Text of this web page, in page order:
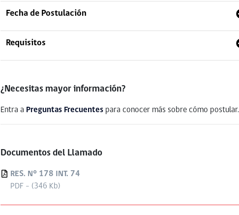
Fecha de Postulación
Requisitos
¿Necesitas mayor información?
Entra a Preguntas Frecuentes para conocer más sobre cómo postular.
Documentos del Llamado
RES. N° 178 INT. 74
PDF - (346 Kb)